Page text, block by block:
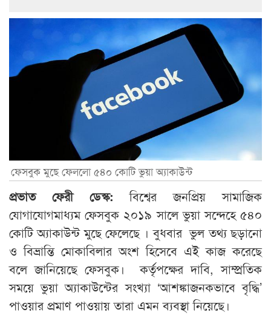
ফেসবুক মুছে ফেললো ৫৪০ কোটি ভুয়া অ্যাকাউন্ট
প্রভাত ফেরী ডেস্ক:বিশ্বের জনপ্রিয় সামাজিক
যোগাযোগমাধ্যম ফেসবুক ২০১৯ সালে ভুয়া সন্দেহে ৫৪০
কোটি অ্যাকাউন্ট মুছে ফেলেছে । বুধবার ভুল তথ্য ছড়ানো
ও বিভ্রান্তি মোকাবিলার অংশ হিসেবে এই কাজ করেছে
বলে জানিয়েছে ফেসবুক। কর্তৃপক্ষের দাবি, সাম্প্রতিক
সময়ে ভুয়া অ্যাকাউন্টের সংখ্যা ‘আশঙ্কাজনকভাবে বৃদ্ধি’
পাওয়ার প্রমাণ পাওয়ায় তারা এমন ব্যবস্থা নিয়েছে।